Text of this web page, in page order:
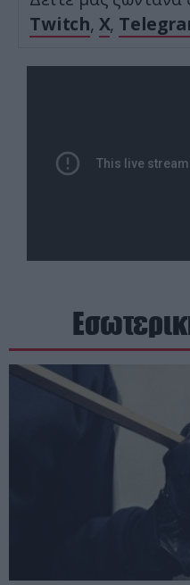
Twitch, X,